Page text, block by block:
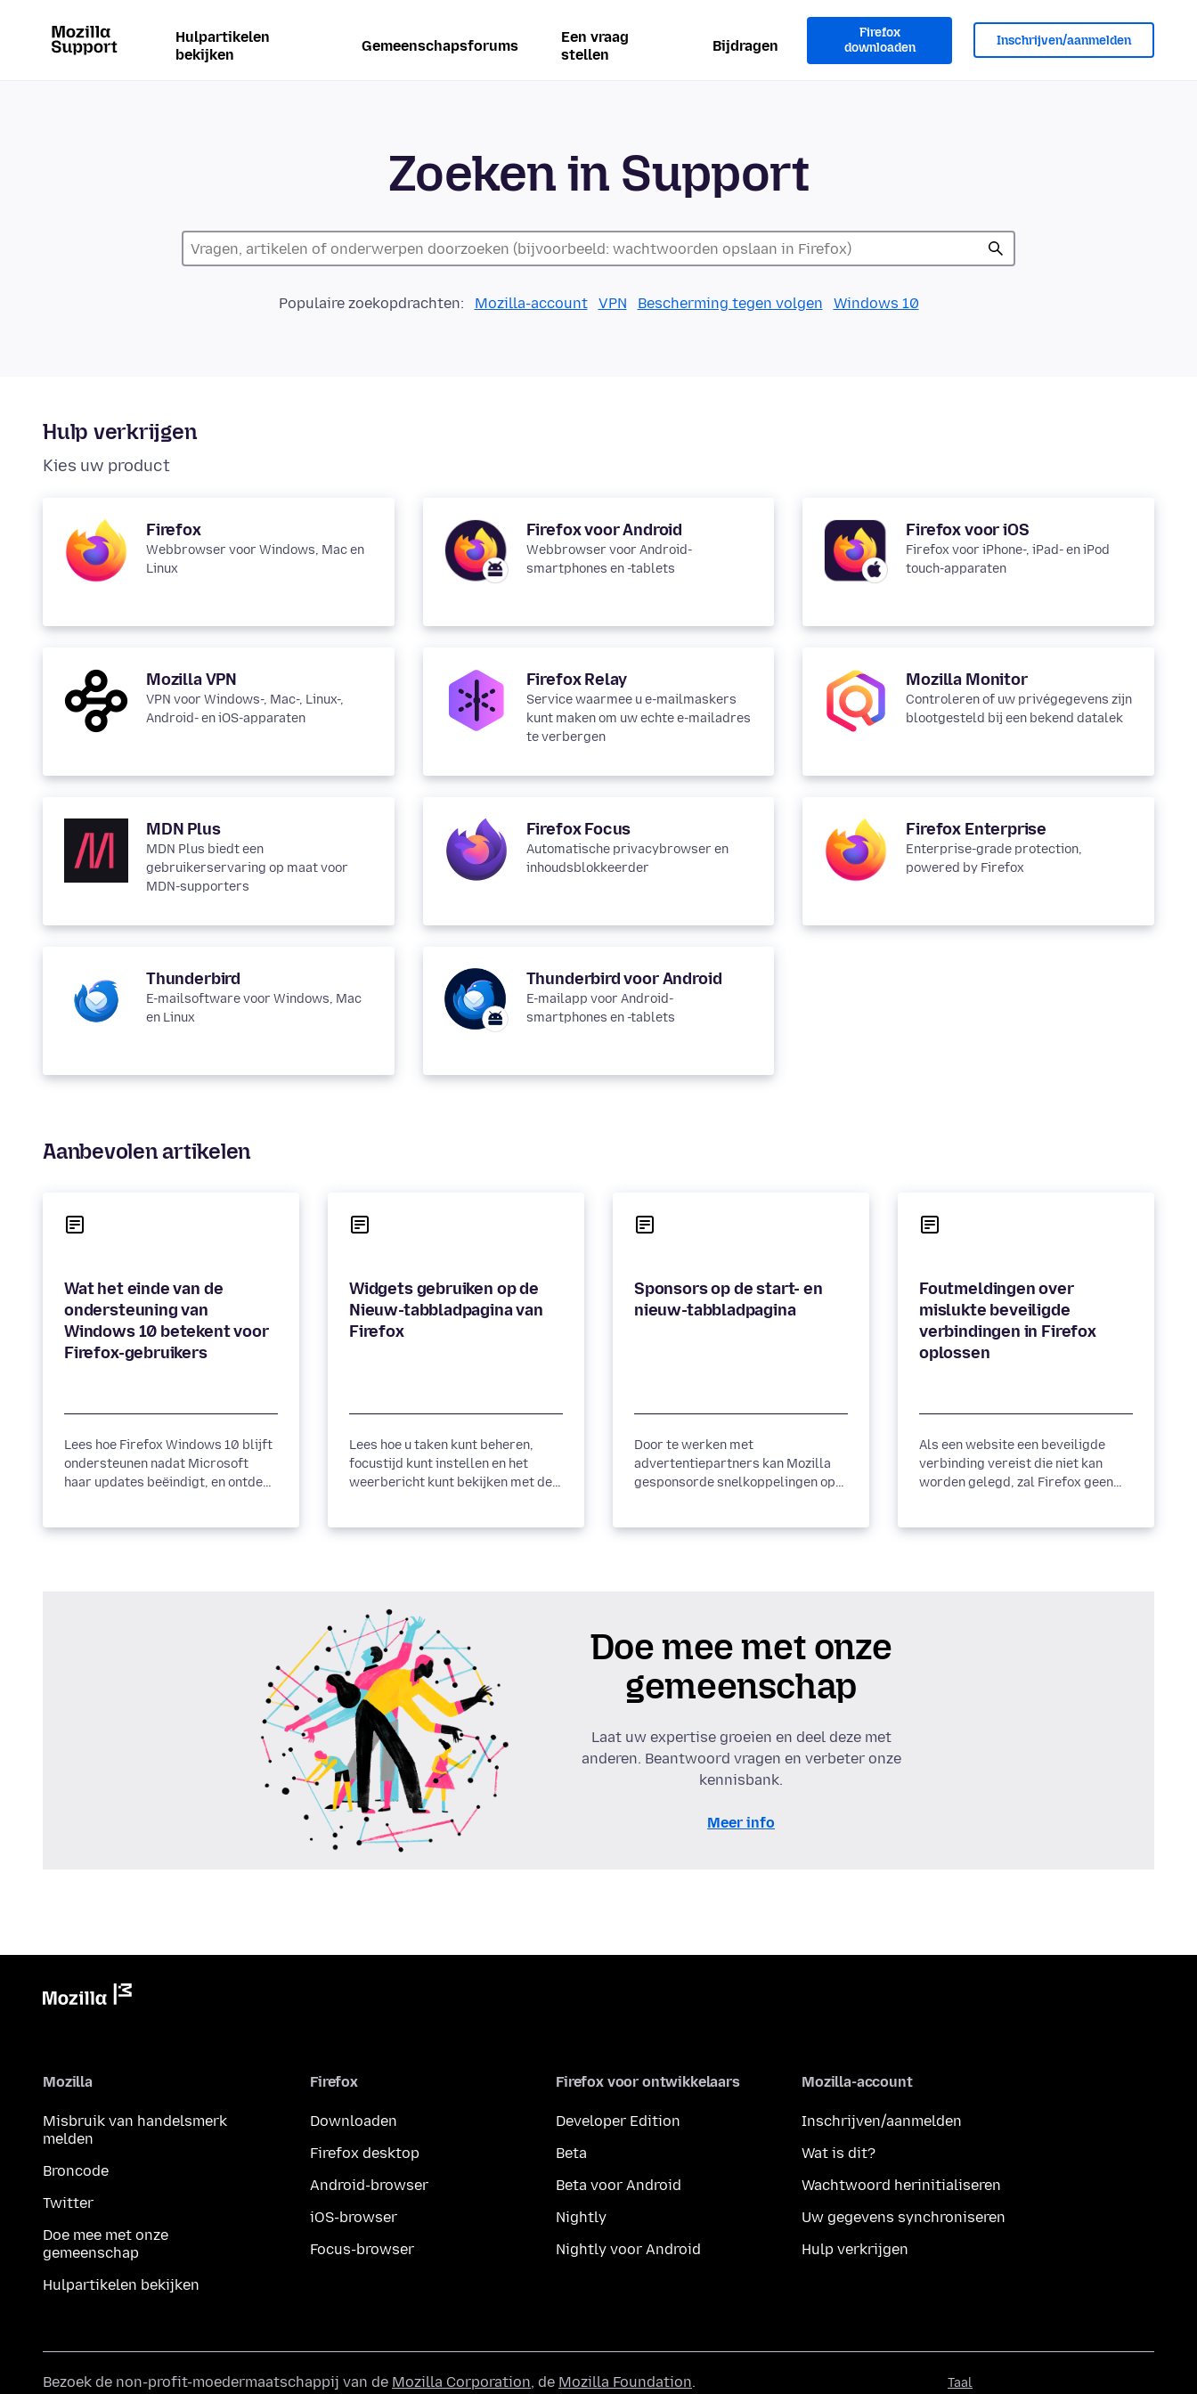
Hulpartikelen
bekijken
Gemeenschapsforums
Een vraag
stellen
Bijdragen
Firefox
downloaden
Inschrijven/aanmelden
Zoeken in Support
Populaire zoekopdrachten: Mozilla-account VPN Bescherming tegen volgen Windows 10
Hulp verkrijgen
Kies uw product
Firefox
Webbrowser voor Windows, Mac en
Linux
Firefox voor Android
Webbrowser voor Android-
smartphones en -tablets
Firefox voor iOS
Firefox voor iPhone-, iPad- en iPod
touch-apparaten
Mozilla VPN
VPN voor Windows-, Mac-, Linux-,
Android- en iOS-apparaten
Firefox Relay
Service waarmee u e-mailmaskers
kunt maken om uw echte e-mailadres
te verbergen
Mozilla Monitor
Controleren of uw privégegevens zijn
blootgesteld bij een bekend datalek
MDN Plus
MDN Plus biedt een
gebruikerservaring op maat voor
MDN-supporters
Firefox Focus
Automatische privacybrowser en
inhoudsblokkeerder
Firefox Enterprise
Enterprise-grade protection,
powered by Firefox
Thunderbird
E-mailsoftware voor Windows, Mac
en Linux
Thunderbird voor Android
E-mailapp voor Android-
smartphones en -tablets
Aanbevolen artikelen
Wat het einde van de
ondersteuning van
Windows 10 betekent voor
Firefox-gebruikers
Lees hoe Firefox Windows 10 blijft
ondersteunen nadat Microsoft
haar updates beëindigt, en ontdek
Widgets gebruiken op de
Nieuw-tabbladpagina van
Firefox
Lees hoe u taken kunt beheren,
focustijd kunt instellen en het
weerbericht kunt bekijken met de
Sponsors op de start- en
nieuw-tabbladpagina
Door te werken met
advertentiepartners kan Mozilla
gesponsorde snelkoppelingen op
Foutmeldingen over
mislukte beveiligde
verbindingen in Firefox
oplossen
Als een website een beveiligde
verbinding vereist die niet kan
worden gelegd, zal Firefox geen
Doe mee met onze
gemeenschap
Laat uw expertise groeien en deel deze met
anderen. Beantwoord vragen en verbeter onze
kennisbank.
Meer info
Mozilla
Misbruik van handelsmerk
melden
Broncode
Twitter
Doe mee met onze
gemeenschap
Hulpartikelen bekijken
Firefox
Downloaden
Firefox desktop
Android-browser
iOS-browser
Focus-browser
Firefox voor ontwikkelaars
Developer Edition
Beta
Beta voor Android
Nightly
Nightly voor Android
Mozilla-account
Inschrijven/aanmelden
Wat is dit?
Wachtwoord herinitialiseren
Uw gegevens synchroniseren
Hulp verkrijgen
Taal
Bezoek de non-profit-moedermaatschappij van de Mozilla Corporation, de Mozilla Foundation.